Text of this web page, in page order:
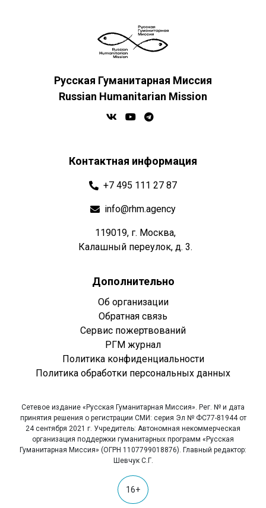
Русская Гуманитарная Миссия
Russian Humanitarian Mission
Контактная информация
+7 495 111 27 87
info@rhm.agency
119019, г. Москва,
Калашный переулок, д. 3.
Дополнительно
Об организации
Обратная связь
Сервис пожертвований
РГМ журнал
Политика конфиденциальности
Политика обработки персональных данных
Сетевое издание «Русская Гуманитарная Миссия». Рег. № и дата
принятия решения о регистрации СМИ: серия Эл № ФС77-81944 от
24 сентября 2021 г. Учредитель: Автономная некоммерческая
организация поддержки гуманитарных программ «Русская
Гуманитарная Миссия» (ОГРН 1107799018876). Главный редактор:
Шевчук С.Г.
16+